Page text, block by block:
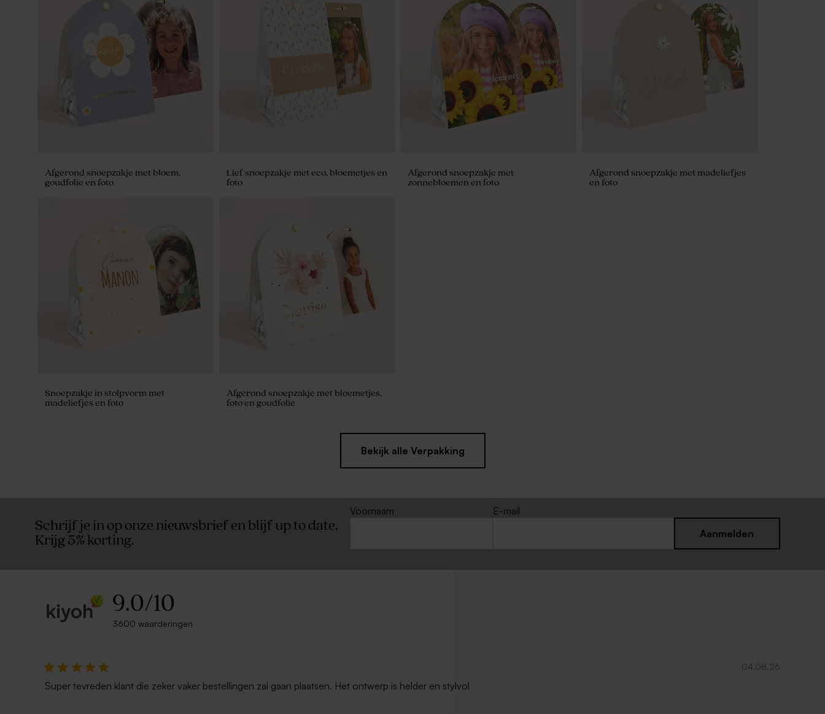
Bellenblaaswikkel met naam en
droogbloemetjes
Dubbele menukaart met bloemetjes Snoep hartjes roze 700gr (± 500 stuks)
Snoep hartjes groen 700gr (± 500
Bedankjes set roze met 27 bedankjes Bedankjes set groen met 27 bedankjes
Afgerond snoepzakje met bloem,
goudfolie en foto
Lief snoepzakje met eco, bloemetjes en
foto
Afgerond snoepzakje met
zonnebloemen en foto
Afgerond snoepzakje met madeliefjes
en foto
Snoepzakje in stolpvorm met
madeliefjes en foto
Afgerond snoepzakje met bloemetjes,
foto en goudfolie
Bekijk alle Verpakking
Schrijf je in op onze nieuwsbrief en blijf up to date.
Krijg 5% korting.
Voornaam
E-mail
Aanmelden
9.0/10
3600 waarderingen
04.08.26
Super tevreden klant die zeker vaker bestellingen zal gaan plaatsen. Het ontwerp is helder en stylvol